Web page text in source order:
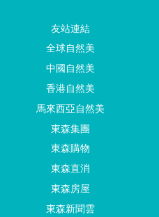
友站連結
全球自然美
中國自然美
香港自然美
馬來西亞自然美
東森集團
東森購物
東森直消
東森房屋
東森新聞雲